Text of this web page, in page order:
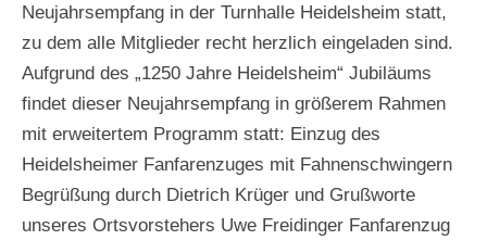
Neujahrsempfang in der Turnhalle Heidelsheim statt,
zu dem alle Mitglieder recht herzlich eingeladen sind.
Aufgrund des „1250 Jahre Heidelsheim“ Jubiläums
findet dieser Neujahrsempfang in größerem Rahmen
mit erweitertem Programm statt: Einzug des
Heidelsheimer Fanfarenzuges mit Fahnenschwingern
Begrüßung durch Dietrich Krüger und Grußworte
unseres Ortsvorstehers Uwe Freidinger Fanfarenzug